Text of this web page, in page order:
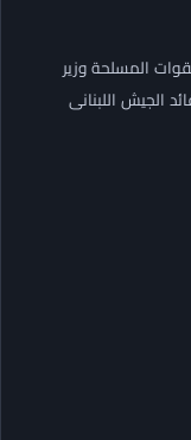
المسلحة وزير
الجيش اللبنانى